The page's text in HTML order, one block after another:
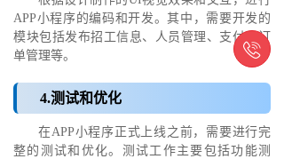
APP小程序的编码和开发。其中，需要开发的
模块包括发布招工信息、人员管理、支付和订
单管理等。
4.测试和优化
在APP小程序正式上线之前，需要进行完
整的测试和优化。测试工作主要包括功能测
